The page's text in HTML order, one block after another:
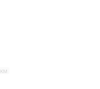
KM